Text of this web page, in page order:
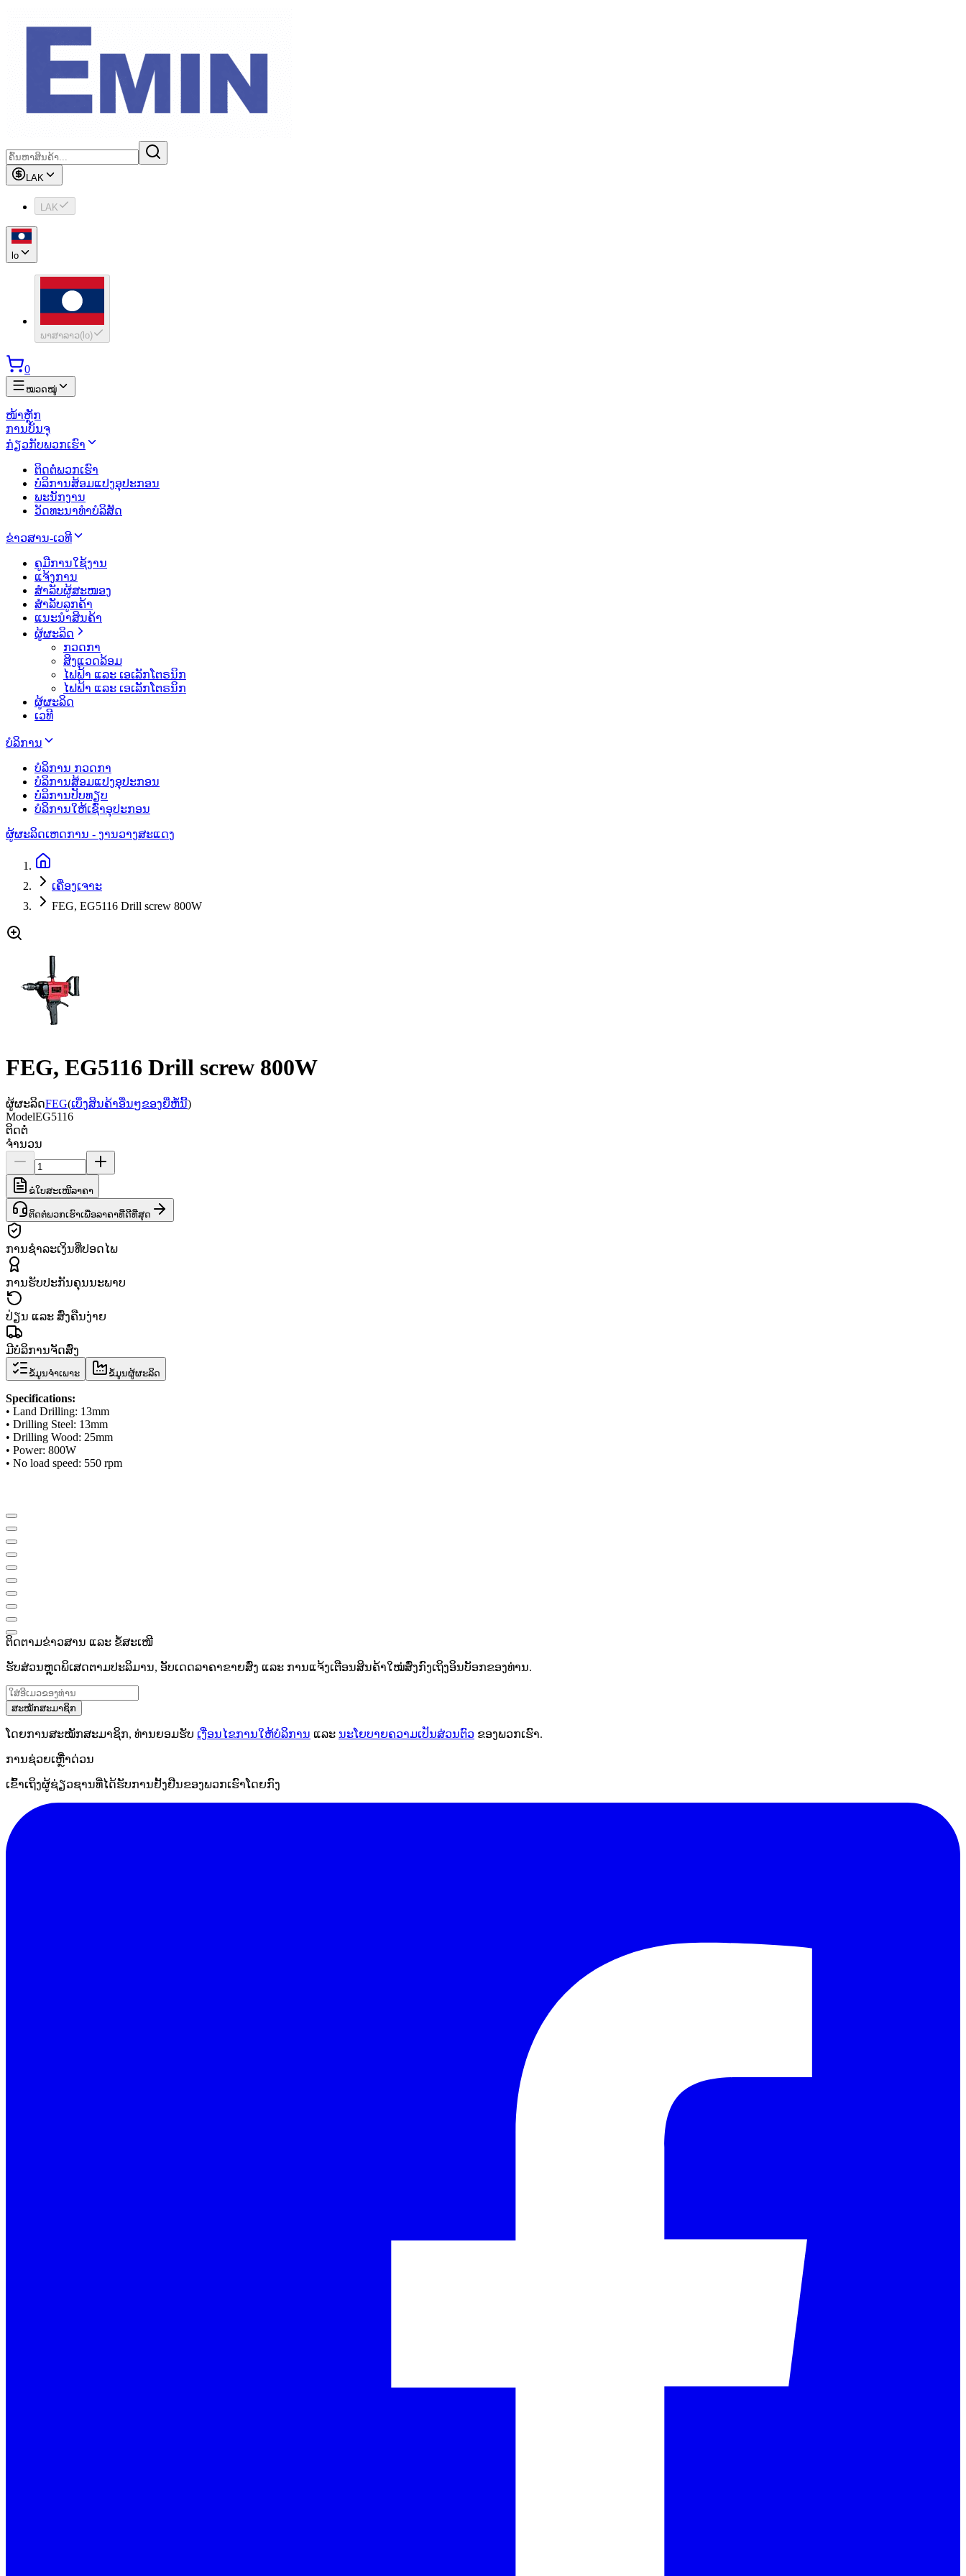
LAK
LAK
lo
ພາສາລາວ( lo)
0
ໝວດໝູ່
ໜ້າຫຼັກ
ການບັນຈຸ
ກ່ຽວກັບພວກເຮົາ
ຕິດຕໍ່ພວກເຮົາ
ບໍລິການສ້ອມແປງອຸປະກອນ
ພະນັກງານ
ວັດທະນາທຳບໍລິສັດ
ຂ່າວສານ-ເວທີ
ຄູມືການໃຊ້ງານ
ແຈ້ງການ
ສຳລັບຜູ້ສະໜອງ
ສຳລັບລູກຄ້າ
ແນະນຳສິນຄ້າ
ຜູ້ຜະລິດ
ກວດກາ
ສິງແວດລ້ອມ
ໄຟຟ້າ ແລະ ເອເລັກໂຕຣນິກ
ໄຟຟ້າ ແລະ ເອເລັກໂຕຣນິກ
ຜູ້ຜະລິດ
ເວທີ
ບໍລິການ
ບໍລິການ ກວດກາ
ບໍລິການສ້ອມແປງອຸປະກອນ
ບໍລິການປັບທຽບ
ບໍລິການໃຫ້ເຊົ່າອຸປະກອນ
ຜູ້ຜະລິດເຫດການ - ງານວາງສະແດງ
ເຄື່ອງເຈາະ
FEG, EG5116 Drill screw 800W
FEG, EG5116 Drill screw 800W
ຜູ້ຜະລິດFEG(ເບິ່ງສິນຄ້າອື່ນໆຂອງຍີ່ຫໍ້ນີ້)
ModelEG5116
ຕິດຕໍ່
ຈຳນວນ
ຂໍໃບສະເໜີລາຄາ
ຕິດຕໍ່ພວກເຮົາເພື່ອລາຄາທີ່ດີທີ່ສຸດ
ການຊຳລະເງິນທີ່ປອດໄພ
ການຮັບປະກັນຄຸນນະພາບ
ປ່ຽນ ແລະ ສົ່ງຄືນງ່າຍ
ມີບໍລິການຈັດສົ່ງ
ຂໍ້ມູນຈຳເພາະ ຂໍ້ມູນຜູ້ຜະລິດ
Specifications:
• Land Drilling: 13mm
• Drilling Steel: 13mm
• Drilling Wood: 25mm
• Power: 800W
• No load speed: 550 rpm
ຕິດຕາມຂ່າວສານ ແລະ ຂໍ້ສະເໜີ
ຮັບສ່ວນຫຼຸດພິເສດຕາມປະລິມານ, ອັບເດດລາຄາຂາຍສົ່ງ ແລະ ການແຈ້ງເຕືອນສິນຄ້າໃໝ່ສົ່ງກົງເຖິງອິນບັອກຂອງທ່ານ.
ສະໝັກສະມາຊິກ
ໂດຍການສະໝັກສະມາຊິກ, ທ່ານຍອມຮັບ ເງື່ອນໄຂການໃຫ້ບໍລິການ ແລະ ນະໂຍບາຍຄວາມເປັນສ່ວນຕົວ ຂອງພວກເຮົາ.
ການຊ່ວຍເຫຼືໍາດ່ວນ
ເຂົ້າເຖິງຜູ້ຊ່ຽວຊານທີ່ໄດ້ຮັບການຢັ້ງຢືນຂອງພວກເຮົາໂດຍກົງ